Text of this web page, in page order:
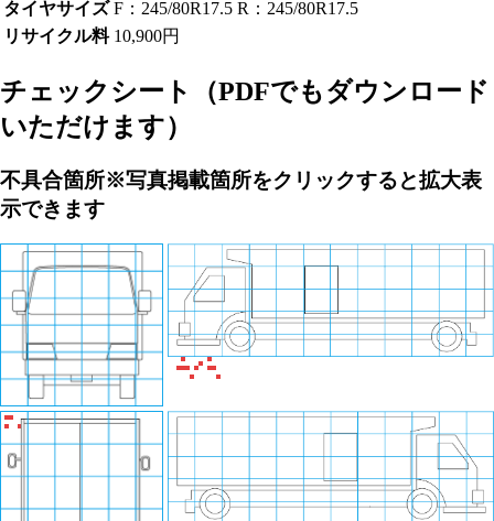
タイヤサイズ F：245/80R17.5 R：245/80R17.5
リサイクル料 10,900円
チェックシート
（PDFでもダウンロード
いただけます）
不具合箇所※写真掲載箇所をクリックすると拡大表
示できます